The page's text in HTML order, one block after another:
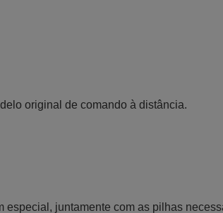
original de comando à distância.
especial, juntamente com as pilhas